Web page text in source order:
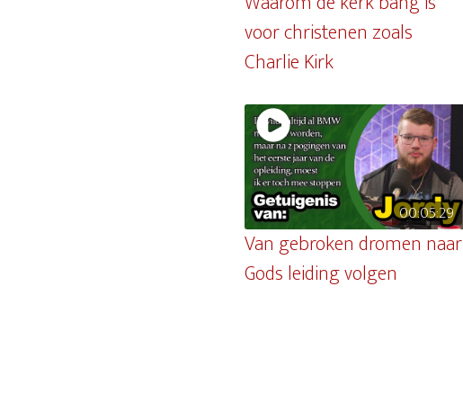
voor christenen zoals
Charlie Kirk
00:05:29
Van gebroken dromen naar
Gods leiding volgen